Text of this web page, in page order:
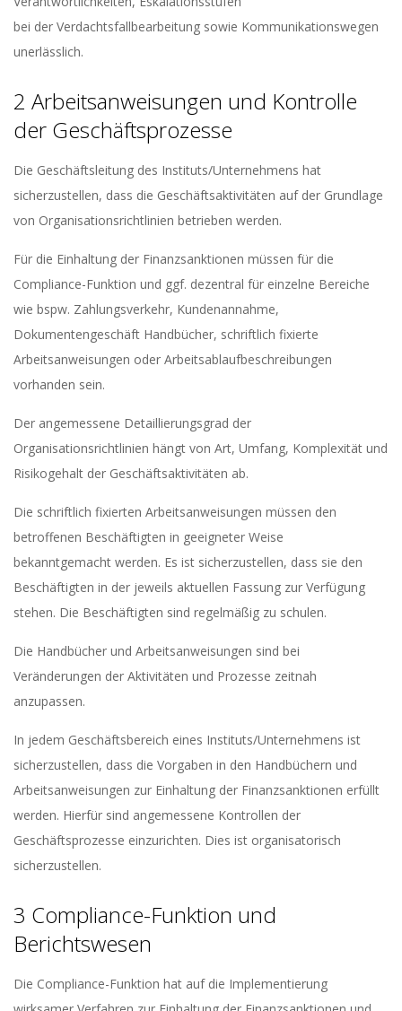
bei der Verdachtsfallbearbeitung sowie Kommunikationswegen
unerlässlich.
2 Arbeitsanweisungen und Kontrolle
der Geschäftsprozesse
Die Geschäftsleitung des Instituts/Unternehmens hat
sicherzustellen, dass die Geschäftsaktivitäten auf der Grundlage
von Organisationsrichtlinien betrieben werden.
Für die Einhaltung der Finanzsanktionen müssen für die
Compliance-Funktion und ggf. dezentral für einzelne Bereiche
wie bspw. Zahlungsverkehr, Kundenannahme,
Dokumentengeschäft Handbücher, schriftlich fixierte
Arbeitsanweisungen oder Arbeitsablaufbeschreibungen
vorhanden sein.
Der angemessene Detaillierungsgrad der
Organisationsrichtlinien hängt von Art, Umfang, Komplexität und
Risikogehalt der Geschäftsaktivitäten ab.
Die schriftlich fixierten Arbeitsanweisungen müssen den
betroffenen Beschäftigten in geeigneter Weise
bekanntgemacht werden. Es ist sicherzustellen, dass sie den
Beschäftigten in der jeweils aktuellen Fassung zur Verfügung
stehen. Die Beschäftigten sind regelmäßig zu schulen.
Die Handbücher und Arbeitsanweisungen sind bei
Veränderungen der Aktivitäten und Prozesse zeitnah
anzupassen.
In jedem Geschäftsbereich eines Instituts/Unternehmens ist
sicherzustellen, dass die Vorgaben in den Handbüchern und
Arbeitsanweisungen zur Einhaltung der Finanzsanktionen erfüllt
werden. Hierfür sind angemessene Kontrollen der
Geschäftsprozesse einzurichten. Dies ist organisatorisch
sicherzustellen.
3 Compliance-Funktion und
Berichtswesen
Die Compliance-Funktion hat auf die Implementierung